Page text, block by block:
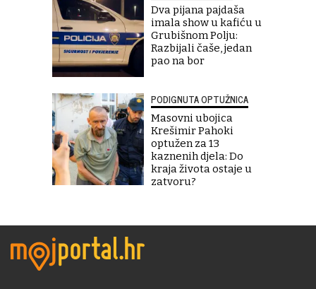
Dva pijana pajdaša
imala show u kafiću u
Grubišnom Polju:
Razbijali čaše, jedan
pao na bor
PODIGNUTA OPTUŽNICA
Masovni ubojica
Krešimir Pahoki
optužen za 13
kaznenih djela: Do
kraja života ostaje u
zatvoru?